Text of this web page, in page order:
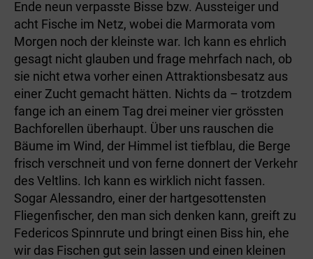
Ende neun verpasste Bisse bzw. Aussteiger und
acht Fische im Netz, wobei die Marmorata vom
Morgen noch der kleinste war. Ich kann es ehrlich
gesagt nicht glauben und frage mehrfach nach, ob
sie nicht etwa vorher einen Attraktionsbesatz aus
einer Zucht gemacht hätten. Nichts da – trotzdem
fange ich an einem Tag drei meiner vier grössten
Bachforellen überhaupt. Über uns rauschen die
Bäume im Wind, der Himmel ist tiefblau, die Berge
frisch verschneit und von ferne donnert der Verkehr
des Veltlins. Ich kann es wirklich nicht fassen.
Sogar Alessandro, einer der hartgesottensten
Fliegenfischer, den man sich denken kann, greift zu
Federicos Spinnrute und bringt einen Biss hin, ehe
wir das Fischen gut sein lassen und einen kleinen